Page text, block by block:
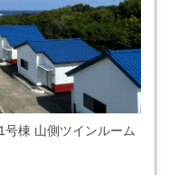
棟 山側ツインルーム